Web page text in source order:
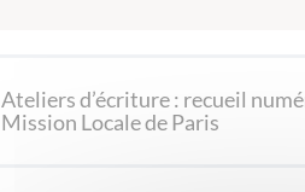
Ateliers d’écriture : recueil
Mission Locale de Paris